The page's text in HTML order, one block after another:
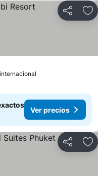
Compartir
Ver precios
Compartir